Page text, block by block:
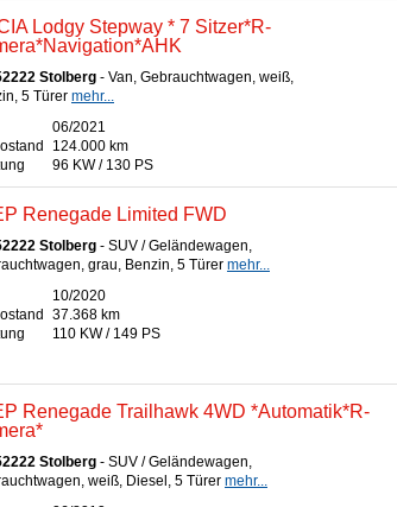
Lodgy Stepway * 7 Sitzer*R-
Stolberg - Van, Gebrauchtwagen, weiß,
5 Türer mehr...
06/2021
124.000 km
96 KW / 130 PS
Renegade Limited FWD
Stolberg - SUV / Geländewagen,
grau, Benzin, 5 Türer mehr...
10/2020
37.368 km
110 KW / 149 PS
Renegade Trailhawk 4WD *Automatik*R-
Stolberg - SUV / Geländewagen,
weiß, Diesel, 5 Türer mehr...